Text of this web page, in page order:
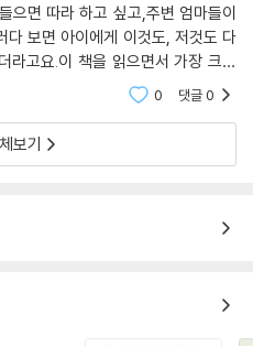
으면 따라 하고 싶고,주변 엄마들이
보면 아이에게 이것도, 저것도 다
라고요.이 책을 읽으면서 가장 크게
‘우리집 기준’이 있어야 한다는 점
0 댓글0
보기